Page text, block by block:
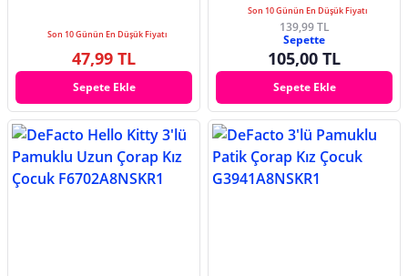
Son 10 Günün En Düşük Fiyatı
47,99 TL
Sepete Ekle
Son 10 Günün En Düşük Fiyatı
139,99 TL
Sepette
105,00 TL
Sepete Ekle